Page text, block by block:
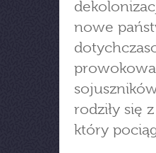
nowe
rodziły się
który